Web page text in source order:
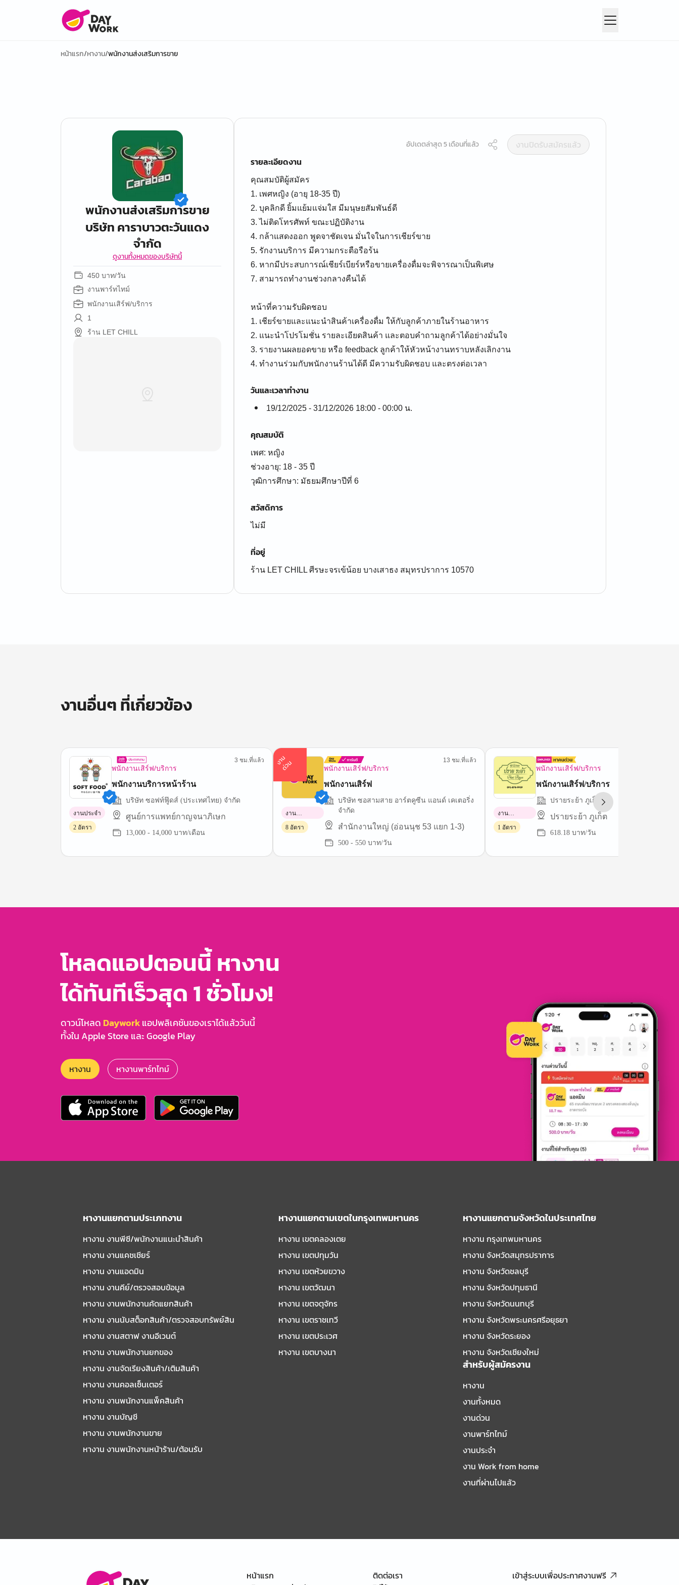
หน้าแรก/หางาน/พนักงานส่งเสริมการขาย
พนักงานส่งเสริมการขาย
บริษัท คาราบาวตะวันแดง
จำกัด
ดูงานทั้งหมดของบริษัทนี้
450 บาท/วัน
งานพาร์ทไทม์
พนักงานเสิร์ฟ/บริการ
1
ร้าน LET CHILL
อัปเดตล่าสุด 5 เดือนที่แล้ว
งานปิดรับสมัครแล้ว
รายละเอียดงาน
คุณสมบัติผู้สมัคร
1. เพศหญิง (อายุ 18-35 ปี)
2. บุคลิกดี ยิ้มแย้มแจ่มใส มีมนุษยสัมพันธ์ดี
3. ไม่ติดโทรศัพท์ ขณะปฏิบัติงาน
4. กล้าแสดงออก พูดจาชัดเจน มั่นใจในการเชียร์ขาย
5. รักงานบริการ มีความกระตือรือร้น
6. หากมีประสบการณ์เชียร์เบียร์หรือขายเครื่องดื่มจะพิจารณาเป็นพิเศษ
7. สามารถทำงานช่วงกลางคืนได้
หน้าที่ความรับผิดชอบ
1. เชียร์ขายและแนะนำสินค้าเครื่องดื่ม ให้กับลูกค้าภายในร้านอาหาร
2. แนะนำโปรโมชั่น รายละเอียดสินค้า และตอบคำถามลูกค้าได้อย่างมั่นใจ
3. รายงานผลยอดขาย หรือ feedback ลูกค้าให้หัวหน้างานทราบหลังเลิกงาน
4. ทำงานร่วมกับพนักงานร้านได้ดี มีความรับผิดชอบ และตรงต่อเวลา
วันและเวลาทำงาน
19/12/2025 - 31/12/2026 18:00 - 00:00 น.
คุณสมบัติ
เพศ: หญิง
ช่วงอายุ: 18 - 35 ปี
สวัสดิการ
ไม่มี
ที่อยู่
ร้าน LET CHILL ศีรษะจรเข้น้อย บางเสาธง สมุทรปราการ 10570
งานอื่นๆ ที่เกี่ยวข้อง
พนักงานเสิร์ฟ/บริการ
3 ชม.ที่แล้ว
พนักงานบริการหน้าร้าน
บริษัท ซอฟท์ฟู๊ดส์ (ประเทศไทย) จำกัด
ศูนย์การแพทย์กาญจนาภิเษก
13,000 - 14,000 บาท/เดือน
งานประจำ
2 อัตรา
ง
า
น
ด่
ว
น พนักงานเสิร์ฟ/บริการ
13 ชม.ที่แล้ว
พนักงานเสิร์ฟ
บริษัท ซอสามสาย อาร์ตคูซีน แอนด์ เคเตอริ่ง
จำกัด
สำนักงานใหญ่ (อ่อนนุช 53 แยก 1-3)
500 - 550 บาท/วัน
งาน
พาร์ทไทม์
8 อัตรา
พนักงานเสิร์ฟ/บริการ
พนักงานเสิร์ฟ/บริการ
ปรายระย้า ภูเก็ต
ปรายระย้า ภูเก็ต
618.18 บาท/วัน
งาน
พาร์ทไทม์
1 อัตรา
โหลดแอปตอนนี้ หางาน
ได้ทันทีเร็วสุด 1 ชั่วโมง!
ดาวน์โหลด Dayworkแอปพลิเคชันของเราได้แล้ววันนี้
ทั้งใน Apple Store และ Google Play
หางาน หางานพาร์ทไทม์
หางานแยกตามประเภทงาน
หางาน งานพีซี/พนักงานแนะนําสินค้า
หางาน งานแคชเชียร์
หางาน งานแอดมิน
หางาน งานคีย์/ตรวจสอบข้อมูล
หางาน งานพนักงานคัดแยกสินค้า
หางาน งานนับสต็อกสินค้า/ตรวจสอบทรัพย์สิน
หางาน งานสตาฟ งานอีเวนต์
หางาน งานพนักงานยกของ
หางาน งานจัดเรียงสินค้า/เติมสินค้า
หางาน งานคอลเซ็นเตอร์
หางาน งานพนักงานแพ็คสินค้า
หางาน งานบัญชี
หางาน งานพนักงานขาย
หางาน งานพนักงานหน้าร้าน/ต้อนรับ
หางานแยกตามเขตในกรุงเทพมหานคร
หางาน เขตคลองเตย
หางาน เขตปทุมวัน
หางาน เขตห้วยขวาง
หางาน เขตวัฒนา
หางาน เขตจตุจักร
หางาน เขตราชเทวี
หางาน เขตประเวศ
หางาน เขตบางนา
หางานแยกตามจังหวัดในประเทศไทย
หางาน กรุงเทพมหานคร
หางาน จังหวัดสมุทรปราการ
หางาน จังหวัดชลบุรี
หางาน จังหวัดปทุมธานี
หางาน จังหวัดนนทบุรี
หางาน จังหวัดพระนครศรีอยุธยา
หางาน จังหวัดระยอง
หางาน จังหวัดเชียงใหม่
สำหรับผู้สมัครงาน
หางาน
งานทั้งหมด
งานด่วน
งานพาร์ทไทม์
งานประจำ
งาน Work from home
งานที่ผ่านไปแล้ว
หน้าแรก
ติดต่อเรา
เข้าสู่ระบบเพื่อประกาศงานฟรี